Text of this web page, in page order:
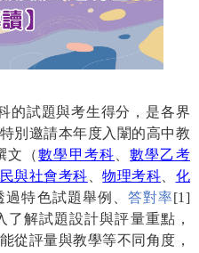
的試題與考生得分，是各界
別邀請本年度入闈的高中教
文（數學甲考科 、數學乙考
與社會考科 、物理考科
化
過特色試題舉例、 答對率[1]
了解試題設計與評量重點，
從評量與教學等不同角度，